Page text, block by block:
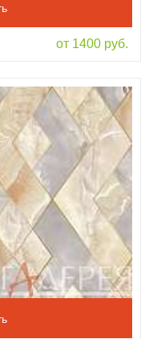
от 1400 руб.